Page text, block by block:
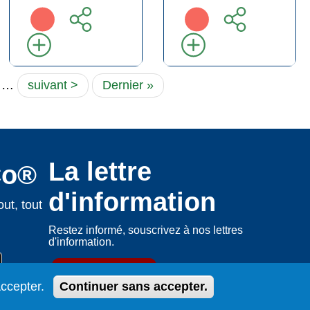
…
Page
suivante
suivant >
Dernière
page
Dernier »
tout
La lettre
d'information
Restez informé, souscrivez à nos lettres
d'information.
S'abonner
Continuer sans accepter.